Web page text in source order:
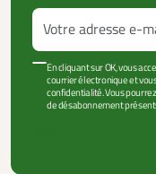
En cliquant sur OK, vous
courrier électronique et
confidentialité. Vous
de désabonnement